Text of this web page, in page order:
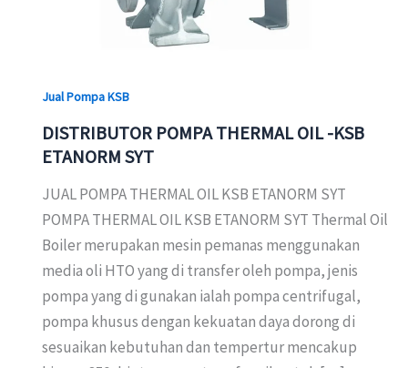
Jual Pompa KSB
DISTRIBUTOR POMPA THERMAL OIL -KSB
ETANORM SYT
JUAL POMPA THERMAL OIL KSB ETANORM SYT
POMPA THERMAL OIL KSB ETANORM SYT Thermal Oil
Boiler merupakan mesin pemanas menggunakan
media oli HTO yang di transfer oleh pompa, jenis
pompa yang di gunakan ialah pompa centrifugal,
pompa khusus dengan kekuatan daya dorong di
sesuaikan kebutuhan dan tempertur mencakup